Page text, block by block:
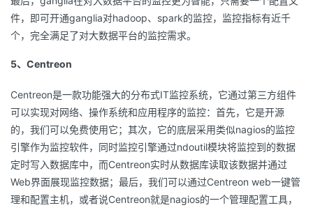
件，即可开通ganglia对hadoop、spark的监控，监控指标有近千
个，完全满足了对大数据平台的监控需求。
5、Centreon
Centreon是一款功能强大的分布式IT监控系统，它通过第三方组件
可以实现对网络、操作系统和应用程序的监控：首先，它是开源
的，我们可以免费使用它；其次，它的底层采用类似nagios的监控
引擎作为监控软件，同时监控引擎通过ndoutil模块将监控到的数据
定时写入数据库中，而Centreon实时从数据库读取该数据并通过
Web界面展现监控数据；最后，我们可以通过Centreon web一键管
理和配置主机，或者说Centreon就是nagios的一个管理配置工具，